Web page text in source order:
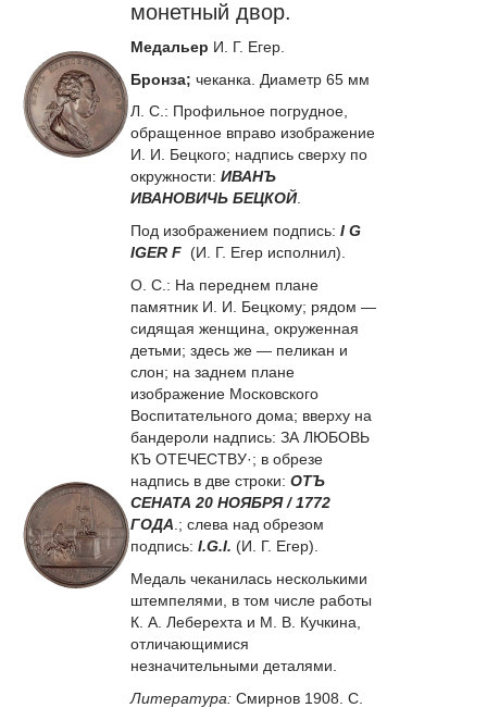
монетный двор.
Медальер И. Г. Егер.
Бронза; чеканка. Диаметр 65 мм
Л. C.: Профильное погрудное,
обращенное вправо изображение
И. И. Бецкого; надпись сверху по
окружности: ИВАНЪ
ИВАНОВИЧЬ БЕЦКОЙ.
Под изображением подпись: I G
IGER F (И. Г. Егер исполнил).
О. C.: На переднем плане
памятник И. И. Бецкому; рядом —
сидящая женщина, окруженная
детьми; здесь же — пеликан и
слон; на заднем плане
изображение Московского
Воспитательного дома; вверху на
бандероли надпись: ЗА ЛЮБОВЬ
КЪ ОТЕЧЕСТВУ·; в обрезе
надпись в две строки: ОТЪ
СЕНАТА 20 НОЯБРЯ / 1772
ГОДА ; слева над обрезом
подпись: I.G.I. (И. Г. Егер).
Медаль чеканилась несколькими
штемпелями, в том числе работы
К. А. Леберехта и М. В. Кучкина,
отличающимися
незначительными деталями.
Литература: Смирнов 1908. С.